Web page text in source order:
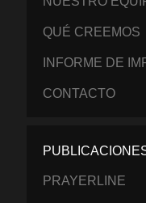
QUÉ CREEMOS
INFORME DE
CONTACTO
PRAYERLINE